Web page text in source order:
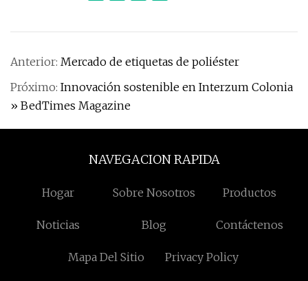
Anterior: Mercado de etiquetas de poliéster
Próximo: Innovación sostenible en Interzum Colonia
» BedTimes Magazine
NAVEGACION RAPIDA
Hogar Sobre Nosotros Productos
Noticias Blog Contáctenos
Mapa Del Sitio Privacy Policy